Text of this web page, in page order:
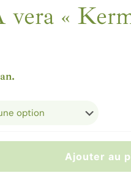
«
Ajouter au